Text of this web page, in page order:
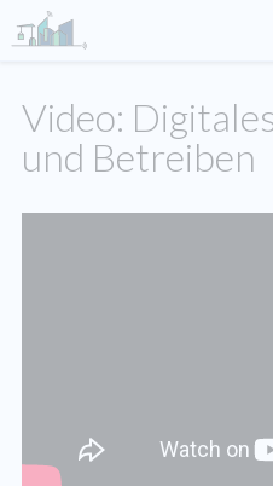
Video:
und Betreiben